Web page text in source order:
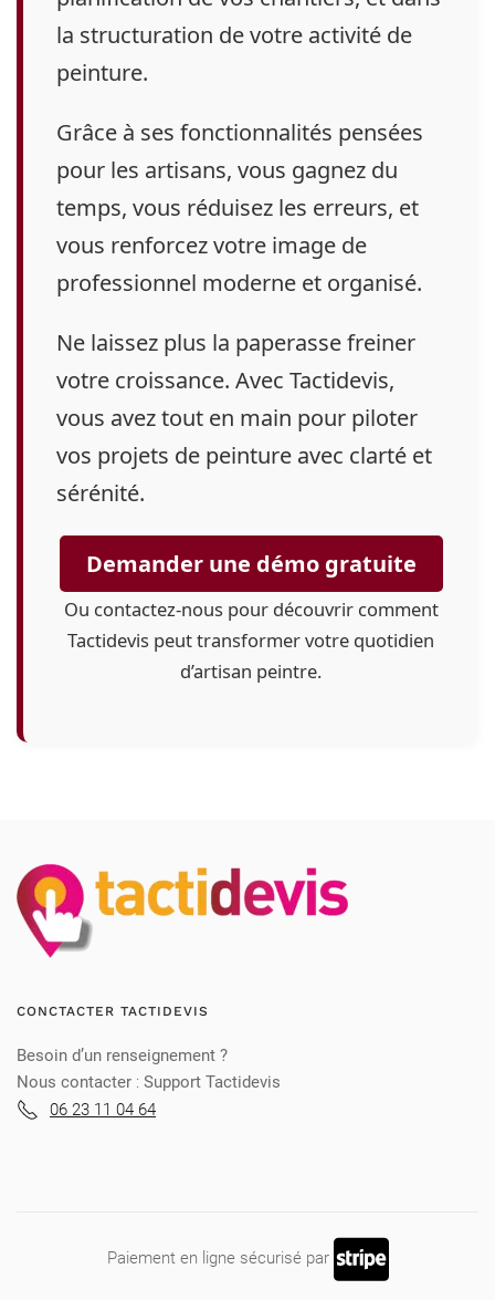
la structuration de votre activité de
peinture.
Grâce à ses fonctionnalités pensées
pour les artisans, vous gagnez du
temps, vous réduisez les erreurs, et
vous renforcez votre image de
professionnel moderne et organisé.
Ne laissez plus la paperasse freiner
votre croissance. Avec Tactidevis,
vous avez tout en main pour piloter
vos projets de peinture avec clarté et
sérénité.
Demander une démo gratuite
Ou contactez-nous pour découvrir comment
Tactidevis peut transformer votre quotidien
d’artisan peintre.
CONCTACTER TACTIDEVIS
Besoin d’un renseignement ?
Nous contacter : Support Tactidevis
06 23 11 04 64
Paiement en ligne sécurisé par